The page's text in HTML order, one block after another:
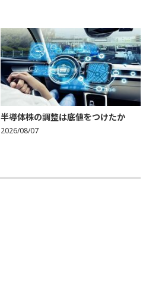
半導体株の調整は底値をつけたか
2026/08/07